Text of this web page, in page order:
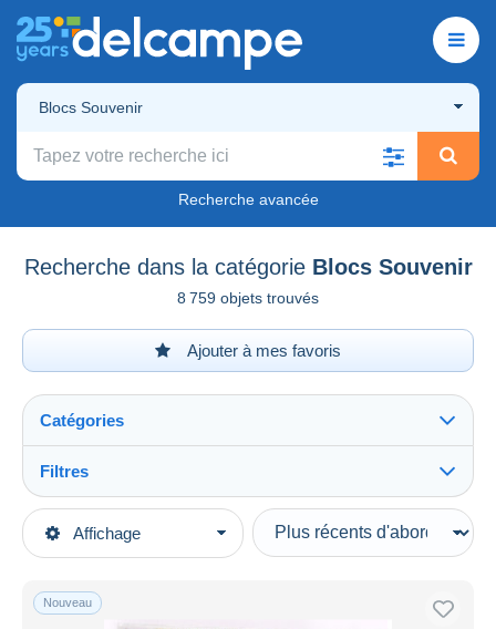
Blocs Souvenir
Recherche avancée
Recherche dans la catégorie Blocs Souvenir
8 759 objets trouvés
Ajouter à mes favoris
Affichage
Catégories
Catégories principales
Europe
Filtres
Types de vente
En cours
Prix fixes
Enchères avec offres
Nouveau